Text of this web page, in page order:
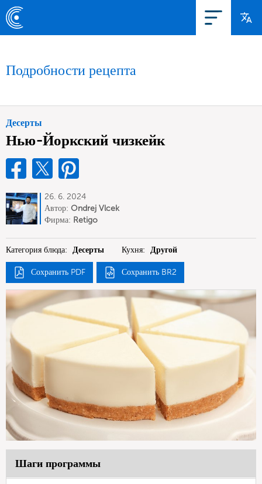
Подробности рецепта
Десерты
Нью-Йоркский чизкейк
26. 6. 2024
Автор: Ondrej Vlcek
Фирма: Retigo
Категория блюда: Десерты Кухня: Другой
Сохранить PDF Сохранить BR2
Шаги программы